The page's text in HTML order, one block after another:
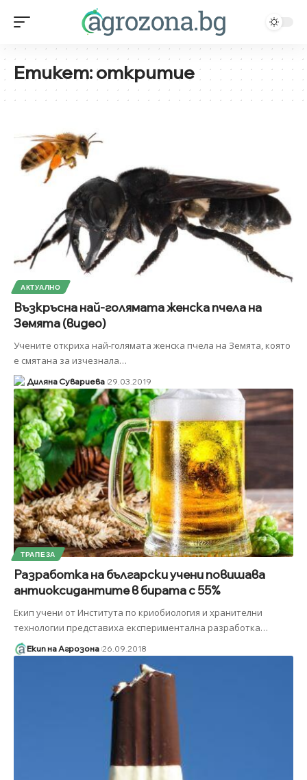
Етикет:откритие
АКТУАЛНО
Възкръсна най-голямата женска пчела на
Земята (видео)
Учените откриха най-голямата женска пчела на Земята, която
е смятана за изчезнала…
Диляна Сувариева 29.03.2019
ТРАПЕЗА
Разработка на български учени повишава
антиоксидантите в бирата с 55%
Екип учени от Института по криобиология и хранителни
технологии представиха експериментална разработка…
Екип на Агрозона 26.09.2018